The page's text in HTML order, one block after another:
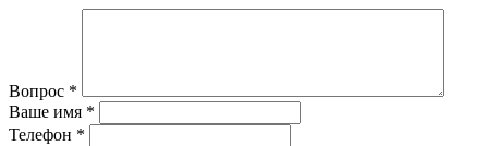
Вопрос *
Ваше имя *
Телефон *